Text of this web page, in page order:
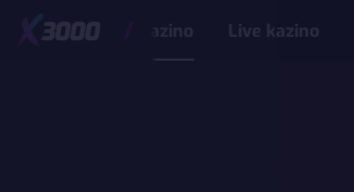
Kazino Live kazino